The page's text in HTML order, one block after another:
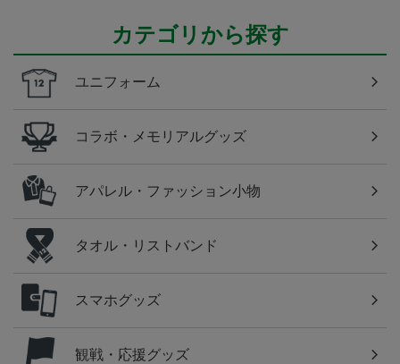
カテゴリから探す
ユニフォーム
コラボ・メモリアルグッズ
アパレル・ファッション小物
タオル・リストバンド
スマホグッズ
観戦・応援グッズ